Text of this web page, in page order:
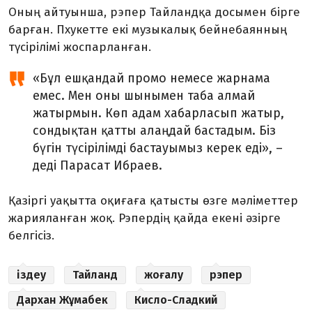
Оның айтуынша, рэпер Тайландқа досымен бірге
барған. Пхукетте екі музыкалық бейнебаянның
түсірілімі жоспарланған.
«Бұл ешқандай промо немесе жарнама
емес. Мен оны шынымен таба алмай
жатырмын. Көп адам хабарласып жатыр,
сондықтан қатты алаңдай бастадым. Біз
бүгін түсірілімді бастауымыз керек еді», –
деді Парасат Ибраев.
Қазіргі уақытта оқиғаға қатысты өзге мәліметтер
жарияланған жоқ. Рэпердің қайда екені әзірге
белгісіз.
іздеу Тайланд жоғалу
рэпер
Дархан Жұмабек
Кисло-Сладкий